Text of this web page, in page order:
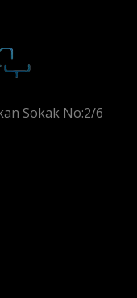
Sokak No:2/6